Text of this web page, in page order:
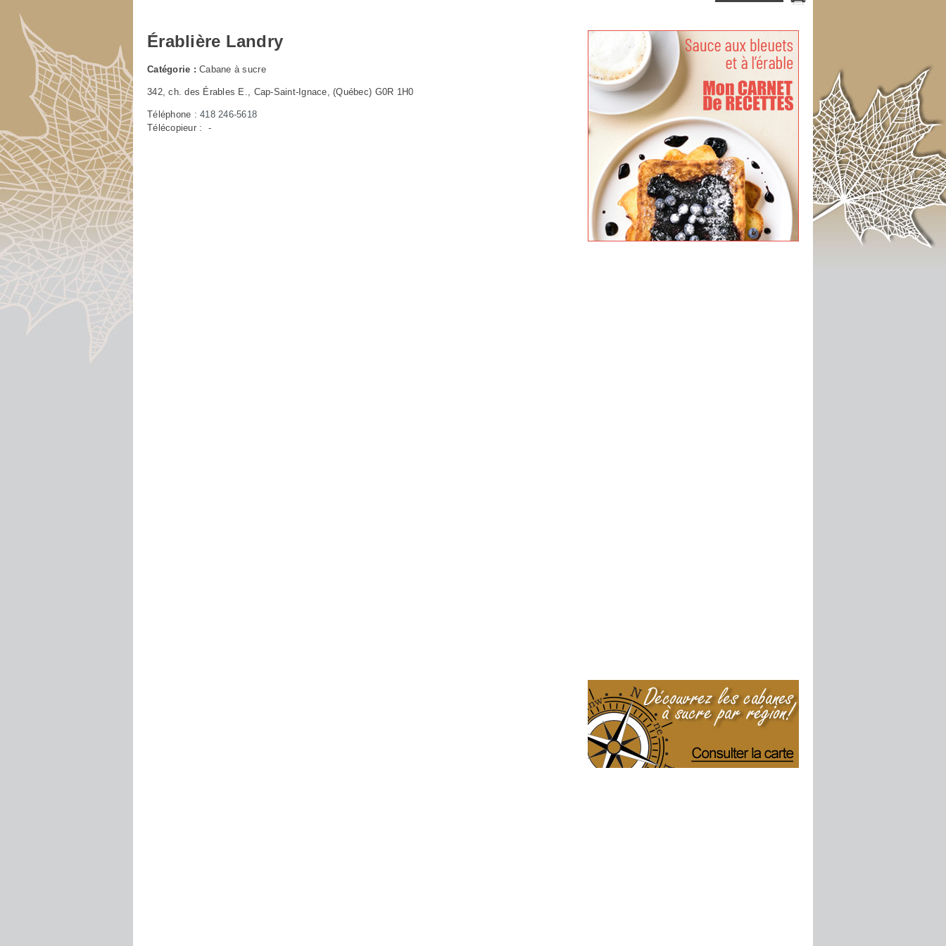
Érablière Landry
Catégorie : Cabane à sucre
342, ch. des Érables E., Cap-Saint-Ignace, (Québec) G0R 1H0
Téléphone :418 246-5618
Télécopieur : -